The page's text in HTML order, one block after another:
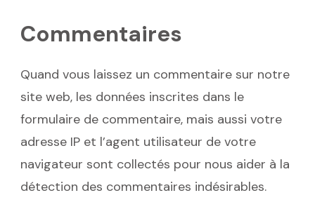
Commentaires
Quand vous laissez un commentaire sur notre
site web, les données inscrites dans le
formulaire de commentaire, mais aussi votre
adresse IP et l’agent utilisateur de votre
navigateur sont collectés pour nous aider à la
détection des commentaires indésirables.